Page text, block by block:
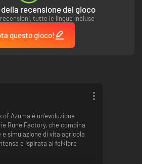
recensione del gioco
tutte le lingue incluse
questo gioco!
Azuma è un'evoluzione
Rune Factory, che combina
e simulazione di vita agricola
e ispirata al folklore